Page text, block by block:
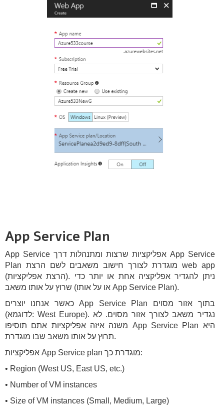
App Service Plan
App Service אפליקציות שרצות ומתנהלות דרך App Service
Plan מוגדרת לצורך חישוב משאבים לשם הרצת web app
(הרצת אפליקציות). ניתן להגדיר אפליקציה אחת או יותר כדי
שרוץ על אותו משאב (או על אותו App Service Plan).
כאשר אנחנו יוצרים App Service Plan בתוך אזור מסוים
(לדוגמא: West Europe). נגדיר משאב לצורך אזור מסוים. לא
משנה איזה אפליקציות אתם תוסיפו App Service Plan היא
תרוץ על אותו משאב שבו מוגדרת.
אפליקציות App Service plan מוגדרת כך:
• Region (West US, East US, etc.)
• Number of VM instances
• Size of VM instances (Small, Medium, Large)